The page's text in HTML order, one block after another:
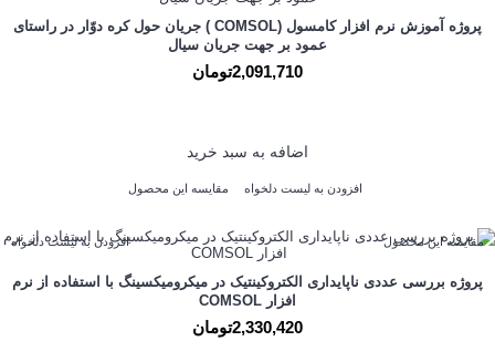
پروژه آموزش نرم افزار کامسول (COMSOL ) جریان حول کره دوّار در راستای
عمود بر جهت جریان سیال
2,091,710تومان
اضافه به سبد خرید
افزودن به لیست دلخواه مقایسه این محصول
افزودن به لیست دلخواه مقایسه این محصول
پروژه بررسی عددی ناپایداری الکتروکینتیک در میکرومیکسینگ با استفاده از نرم
افزار COMSOL
2,330,420تومان